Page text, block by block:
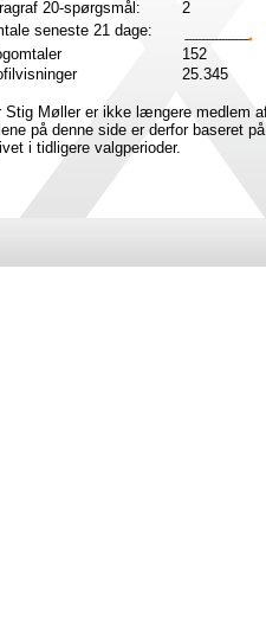
20-spørgsmål:
2
seneste 21 dage:
152
25.345
Stig Møller er ikke længere medlem
på denne side er derfor baseret
i tidligere valgperioder.